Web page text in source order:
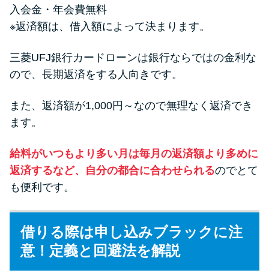
入会金・年会費無料
※返済額は、借入額によって決まります。
三菱UFJ銀行カードローンは銀行ならではの金利な
ので、長期返済をする人向きです。
また、返済額が1,000円～なので無理なく返済でき
ます。
給料がいつもより多い月は毎月の返済額より多めに
返済するなど、自分の都合に合わせられるのでとて
も便利です。
借りる際は申し込みブラックに注
意！定義と回避法を解説